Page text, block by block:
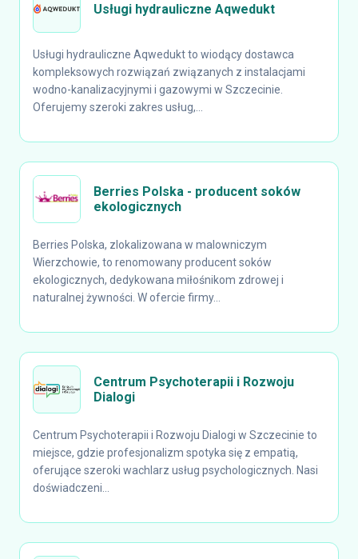
Usługi hydrauliczne Aqwedukt
Usługi hydrauliczne Aqwedukt to wiodący dostawca
kompleksowych rozwiązań związanych z instalacjami
wodno-kanalizacyjnymi i gazowymi w Szczecinie.
Oferujemy szeroki zakres usług,...
Berries Polska - producent soków
ekologicznych
Berries Polska, zlokalizowana w malowniczym
Wierzchowie, to renomowany producent soków
ekologicznych, dedykowana miłośnikom zdrowej i
naturalnej żywności. W ofercie firmy...
Centrum Psychoterapii i Rozwoju
Dialogi
Centrum Psychoterapii i Rozwoju Dialogi w Szczecinie to
miejsce, gdzie profesjonalizm spotyka się z empatią,
oferujące szeroki wachlarz usług psychologicznych. Nasi
doświadczeni...